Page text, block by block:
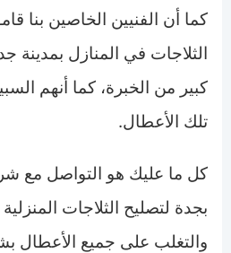
كما أن الفنيين الخاصين بنا
الثلاجات في المنازل بمدينة
كبير من الخبرة، كما أنهم
تلك الأعطال.
كل ما عليك هو التواصل مع
بجدة لتصليح الثلاجات
والتغلب على جميع الأعطال